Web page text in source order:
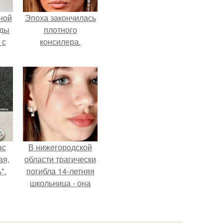
Эпоха закончилась
плотного
консилера.
В нижегородской
области трагически
погибла 14-летняя
школьница - она
к контрольной по